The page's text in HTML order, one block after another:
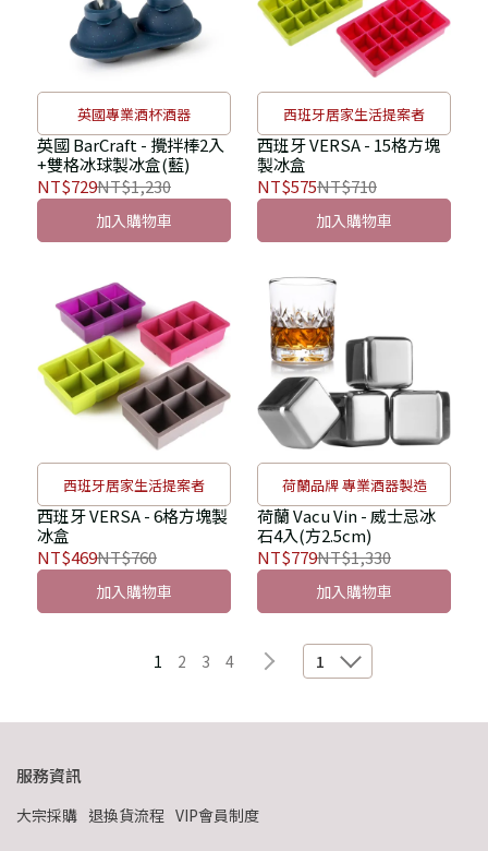
英國專業酒杯酒器
英國 BarCraft - 攪拌棒2入
+雙格冰球製冰盒(藍)
NT$729NT$1,230
加入購物車
西班牙居家生活提案者
西班牙 VERSA - 15格方塊
製冰盒
NT$575NT$710
加入購物車
西班牙居家生活提案者
西班牙 VERSA - 6格方塊製
冰盒
NT$469NT$760
加入購物車
荷蘭品牌 專業酒器製造
荷蘭 Vacu Vin - 威士忌冰
石4入(方2.5cm)
NT$779NT$1,330
加入購物車
1 2 3 4 1
服務資訊
大宗採購 退換貨流程 VIP會員制度